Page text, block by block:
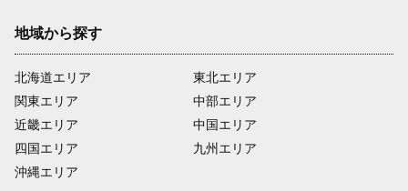
地域から探す
北海道エリア
関東エリア
近畿エリア
四国エリア
沖縄エリア
東北エリア
中部エリア
中国エリア
九州エリア